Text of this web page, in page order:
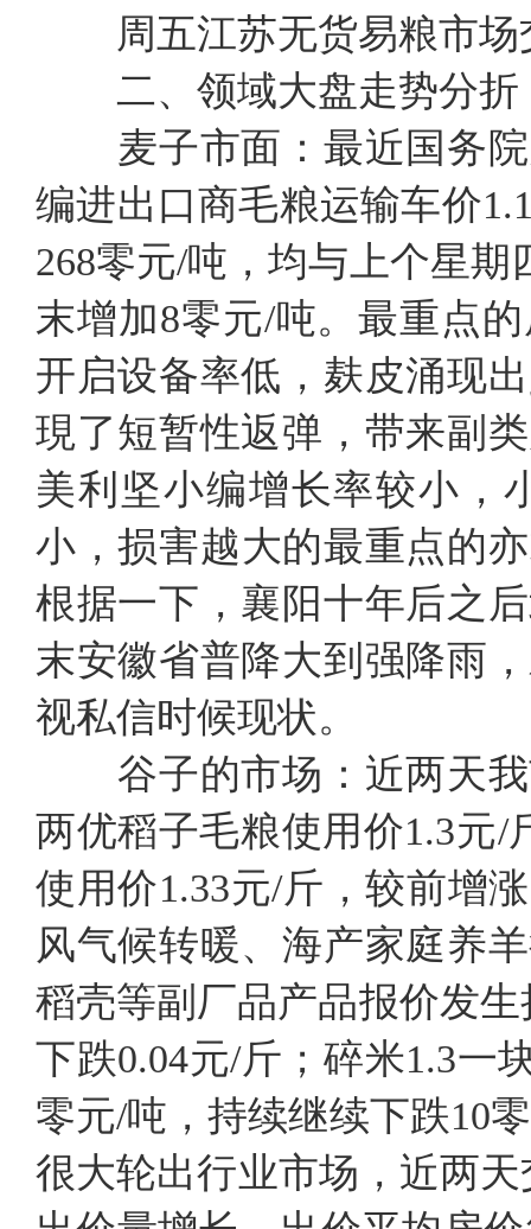
周五江苏无货易粮市场
二、领域大盘走势分折
麦子市面：最近国务
编进出口商毛粮运输车价
268零元/吨，均与上个星
末增加8零元/吨。最重点
开启设备率低，麸皮涌现
現了短暂性返弹，带来副
美利坚小编增长率较小，
小，损害越大的最重点的
根据一下，襄阳十年后之
末安徽省普降大到强降雨
视私信时候现状。
谷子的市场：近两天
两优稻子毛粮使用价1.3元/
使用价1.33元/斤，较前增
风气候转暖、海产家庭养
稻壳等副厂品产品报价发
下跌0.04元/斤；碎米1.3一
零元/吨，持续继续下跌10
很大轮出行业市场，近两